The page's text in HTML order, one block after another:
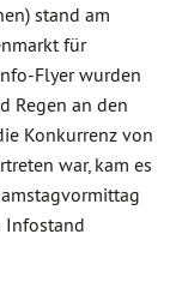
stand am
für
Flyer wurden
Regen an den
Konkurrenz von
war, kam es
Infostand